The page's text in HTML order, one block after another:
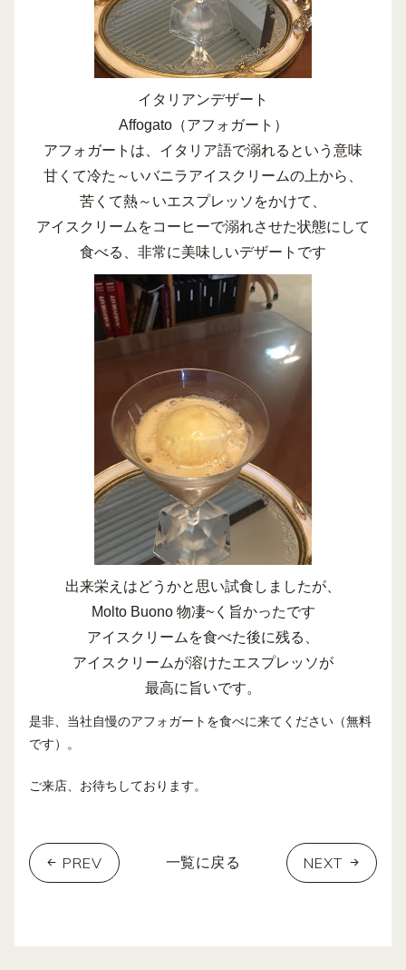
イタリアンデザート
Affogato（アフォガート）
アフォガートは、イタリア語で溺れるという意味
甘くて冷た～いバニラアイスクリームの上から、
苦くて熱～いエスプレッソをかけて、
アイスクリームをコーヒーで溺れさせた状態にして
食べる、非常に美味しいデザートです
出来栄えはどうかと思い試食しましたが、
Molto Buono 物凄~く旨かったです
アイスクリームを食べた後に残る、
アイスクリームが溶けたエスプレッソが
最高に旨いです。
是非、当社自慢のアフォガートを食べに来てください（無料
です）。
ご来店、お待ちしております。
PREV 一覧に戻る NEXT